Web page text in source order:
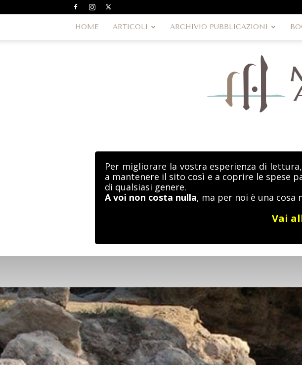
HOME ARTICOLI ARCHIVIO PUBBLICAZIONI
Per migliorare la vostra esperienza di
a mantenere il sito così e a coprire le spese
di qualsiasi genere.
A voi non costa nulla, ma per noi è una cosa
Vai